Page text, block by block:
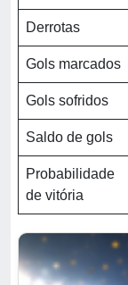
Derrotas
Gols marcados
Gols sofridos
Saldo de gols
Probabilidade
de vitória